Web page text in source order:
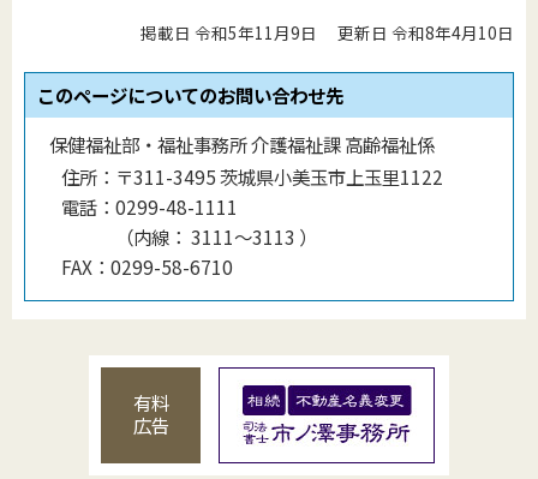
掲載日 令和5年11月9日 更新日 令和8年4月10日
このページについてのお問い合わせ先
保健福祉部・福祉事務所 介護福祉課 高齢福祉係
住所： 〒311-3495 茨城県小美玉市上玉里1122
電話： 0299-48-1111
（内線 ： 3111～3113 ）
FAX： 0299-58-6710
有料
広告